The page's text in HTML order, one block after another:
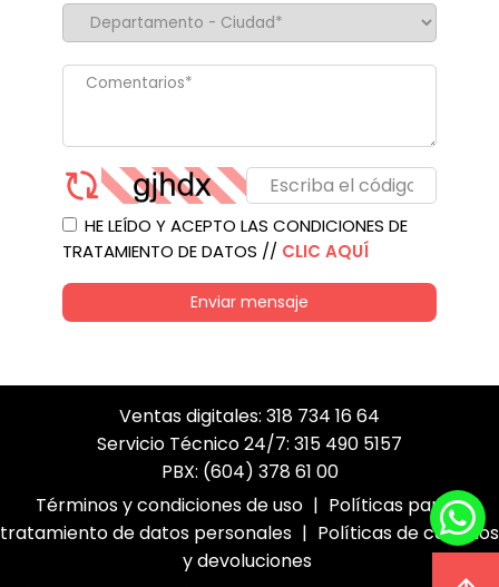
HE LEÍDO Y ACEPTO LAS CONDICIONES DE
TRATAMIENTO DE DATOS // CLIC AQUÍ
Enviar mensaje
Ventas digitales: 318 734 16 64
Servicio Técnico 24/7: 315 490 5157
PBX: (604) 378 61 00
Términos y condiciones de uso | Políticas para el
tratamiento de datos personales | Políticas de cambios
y devoluciones